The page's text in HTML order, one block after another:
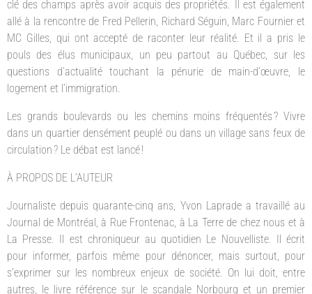
clé des champs après avoir acquis des propriétés. Il est également
allé à la rencontre de Fred Pellerin, Richard Séguin, Marc Fournier et
MC Gilles, qui ont accepté de raconter leur réalité. Et il a pris le
pouls des élus municipaux, un peu partout au Québec, sur les
questions d’actualité touchant la pénurie de main-d’œuvre, le
logement et l’immigration.
Les grands boulevards ou les chemins moins fréquentés ? Vivre
dans un quartier densément peuplé ou dans un village sans feux de
circulation ? Le débat est lancé !
À PROPOS DE L’AUTEUR
Journaliste depuis quarante-cinq ans, Yvon Laprade a travaillé au
Journal de Montréal, à Rue Frontenac, à La Terre de chez nous et à
La Presse. Il est chroniqueur au quotidien Le Nouvelliste. Il écrit
pour informer, parfois même pour dénoncer, mais surtout, pour
s’exprimer sur les nombreux enjeux de société. On lui doit, entre
autres, le livre référence sur le scandale Norbourg et un premier